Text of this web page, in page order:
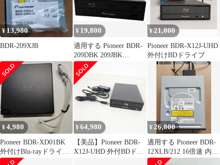
ブラック BDR-XD08LE
¥13,980
BDR-209XJB
¥ 19,800
適用する Pioneer BDR-
209DBK 209JBK
209XLB S09MBK 16倍
速 内蔵型ルーレイドラ
イブ SATA接続 BDR-
S12XLB 3D 128G
4KUHD Blu-ray
SATA.DVD.CD.BD
¥21,000
Pioneer BDR-X12J-UHD
外付けBDドライブ
¥4,980
Pioneer BDR-XD01BK
外付けBlu-rayドライブ
動作確認済
¥64,980
【美品】Pioneer BDR-
X12J-UHD 外付BDドラ
¥ 26,800
適用する Pioneer BDR-
12XLB/212 16倍速 内蔵
型ルーレイドライブ